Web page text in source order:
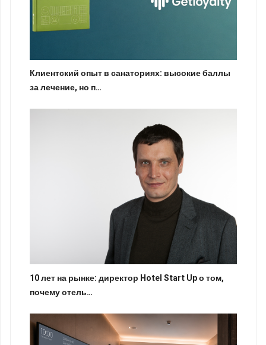
Клиентский опыт в санаториях: высокие баллы
за лечение, но п…
10 лет на рынке: директор Hotel Start Up о том,
почему отель…